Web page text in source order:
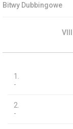
Bitwy Dubbingowe
1.
-
2.
-